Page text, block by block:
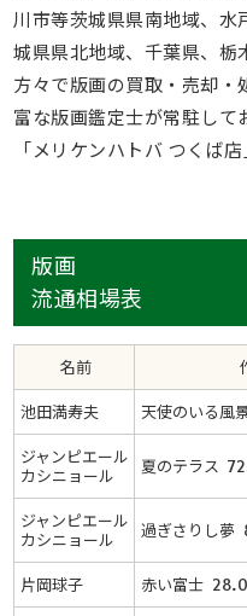
川市等茨城県県南地域、水
城県県北地域、千葉県、栃
方々で版画の買取・売却・
富な版画鑑定士が常駐して
「メリケンハトバ つくば
版画
流通相場表
名前
池田満寿夫 天使のいる
ジャンピエール
カシニョール
夏のテラス
ジャンピエール
カシニョール
過ぎさりし
片岡球子 赤い富士